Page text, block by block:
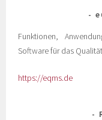
Funktionen,
Software für das
https://eqms.de